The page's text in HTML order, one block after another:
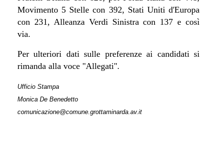
Movimento 5 Stelle con 392, Stati Uniti d'Europa
con 231, Alleanza Verdi Sinistra con 137 e così
via.
Per ulteriori dati sulle preferenze ai candidati si
rimanda alla voce "Allegati".
Ufficio Stampa
Monica De Benedetto
comunicazione@comune.grottaminarda.av.it